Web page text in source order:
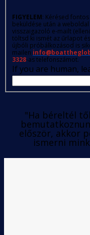
FIGYELEM: Kérésed
beküldése után a
visszaigazoló e-mailt
töltsd ki ismét az űrlapot
újbóli próbálkozásod is
mailen
3328-as telefonszámot.
If you are human,
"Ha béreltél
először, akkor
ismerni